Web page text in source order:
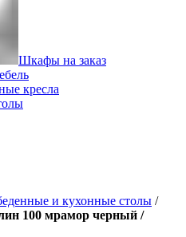
Шкафы на заказ
кресла
и кухонные столы /
100 мрамор черный /